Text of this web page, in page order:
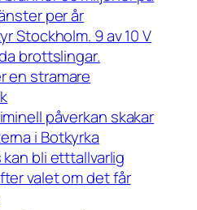
per år
Stockholm. 9 av 10 V
brottslingar.
en stramare
påverkan skakar
i Botkyrka
bli etttallvarlig
valet om det får